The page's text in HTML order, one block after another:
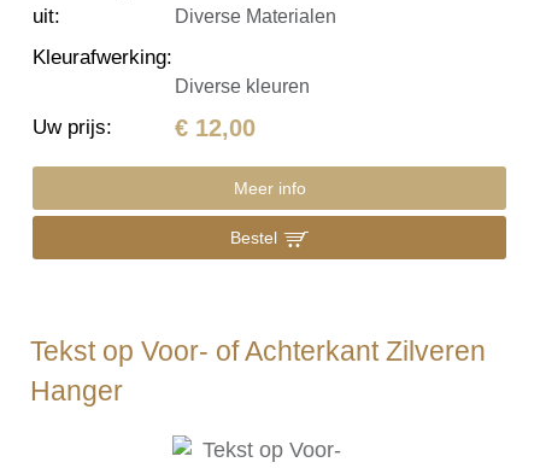
uit: Diverse Materialen
Kleurafwerking:
Diverse kleuren
Uw prijs: € 12,00
Meer info
Bestel
Tekst op Voor- of Achterkant Zilveren
Hanger